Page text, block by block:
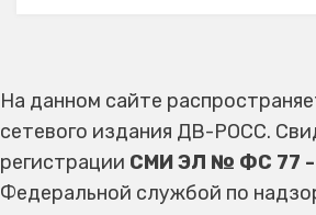
На данном сайте
сетевого издания ДВ-РОСС.
регистрации СМИ ЭЛ № ФС 77 -
Федеральной службой по